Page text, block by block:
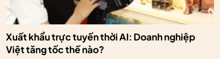
Xuất khẩu trực tuyến thời AI: Doanh nghiệp
Việt tăng tốc thế nào?